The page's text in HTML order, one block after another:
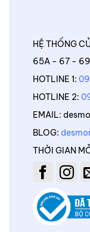
HỆ THỐNG
65A - 67 - 69
HOTLINE 1:
HOTLINE 2:
EMAIL:
BLOG:
THỜI GIAN